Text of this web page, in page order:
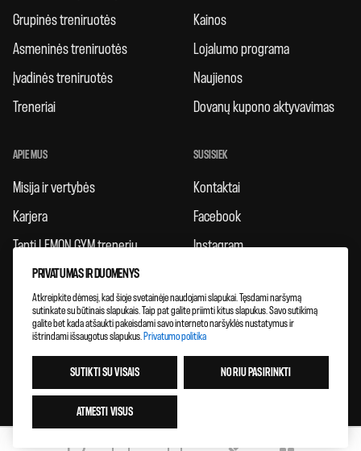
Grupinės treniruotės
Asmeninės treniruotės
Įvadinės treniruotės
Treneriai
Kainos
Lojalumo programa
Naujienos
Dovanų kupono aktyvavimas
APIE MUS
Misija ir vertybės
Karjera
Tapti LEMON GYM treneriu
Taisyklės
Atsiliepimai
Klubų plėtra
SUSISIEK
Kontaktai
Facebook
Instagram
PRIVATUMAS IR DUOMENYS
Atkreipkite dėmesį, kad šioje svetainėje naudojami slapukai. Tęsdami naršymą
sutinkate su būtinais slapukais. Taip pat galite priimti kitus slapukus. Savo sutikimą
galite bet kada atšaukti pakeisdami savo interneto naršyklės nustatymus ir
ištrindami išsaugotus slapukus. Privatumo politika
SUTIKTI SU VISAIS NORIU PASIRINKTI
ATMESTI VISUS